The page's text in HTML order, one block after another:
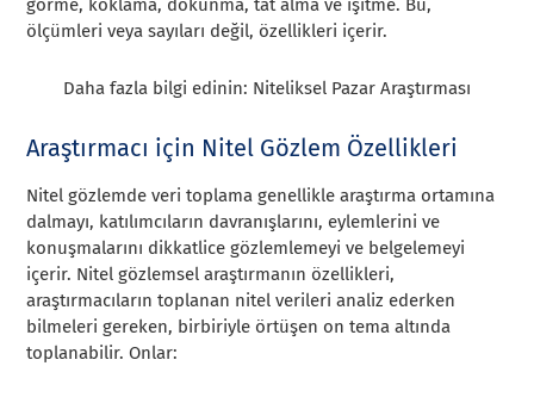
görme, koklama, dokunma, tat alma ve işitme. Bu,
ölçümleri veya sayıları değil, özellikleri içerir.
Daha fazla bilgi edinin: Niteliksel Pazar Araştırması
Araştırmacı için Nitel Gözlem Özellikleri
Nitel gözlemde veri toplama genellikle araştırma ortamına
dalmayı, katılımcıların davranışlarını, eylemlerini ve
konuşmalarını dikkatlice gözlemlemeyi ve belgelemeyi
içerir. Nitel gözlemsel araştırmanın özellikleri,
araştırmacıların toplanan nitel verileri analiz ederken
bilmeleri gereken, birbiriyle örtüşen on tema altında
toplanabilir. Onlar: